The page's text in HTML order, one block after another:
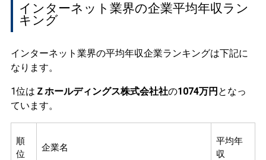
インターネット業界の企業平均年収ラン
キング
インターネット業界の平均年収企業ランキングは下記に
なります。
1位は Ｚホールディングス株式会社社の1074万円 となっ
ています。
順
位
企業名
平均年
収